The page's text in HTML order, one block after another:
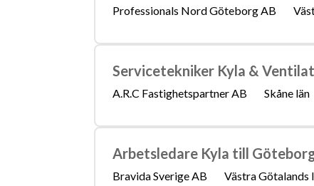
Professionals Nord Göteborg AB
Servicetekniker Kyla &
A.R.C Fastighetspartner AB Skåne län
Arbetsledare Kyla till
Bravida Sverige AB Västra Götalands